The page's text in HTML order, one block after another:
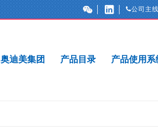
公司主线
奥迪美集团 产品目录 产品使用系